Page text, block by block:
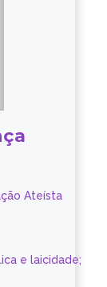
Ateísta
e laicidade;